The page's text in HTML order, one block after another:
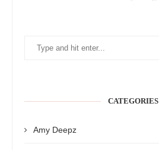
CATEGORIES
Amy Deepz